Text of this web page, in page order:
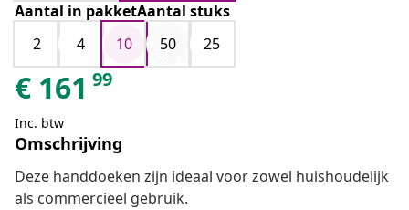
Aantal in pakketAantal stuks
2
4 10 50 25
€ 161 99
Inc. btw
Omschrijving
Deze handdoeken zijn ideaal voor zowel huishoudelijk
als commercieel gebruik.